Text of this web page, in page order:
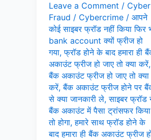
Leave a Comment / Cyber
Fraud / Cybercrime / आपने
कोई साइबर फ्रॉड नहीं किया फिर
bank account क्यों फ्रीज हो
गया,फ्रॉड होने के बाद हमारा ही
अकाउंट फ्रीज हो जाए तो क्या करें,
बैंक अकाउंट फ्रीज हो जाए तो क्या
करें,बैंक अकाउंट फ्रीज होने पर
से क्या जानकारी ले,साइबर फ्रॉड
बैंक अकाउंट में पैसा ट्रांसफर किया
तो होगा,हमारे साथ फ्रॉड होने के
बाद हमारा ही बैंक अकाउंट फ्रीज